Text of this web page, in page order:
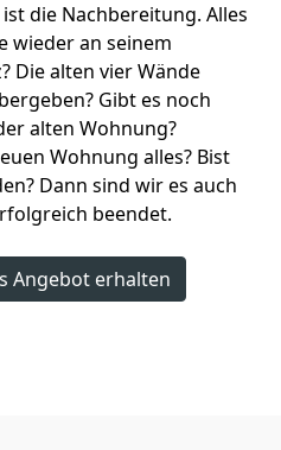
die Nachbereitung. Alles
wieder an seinem
Die alten vier Wände
Gibt es noch
alten Wohnung?
Wohnung alles? Bist
Dann sind wir es auch
beendet.
Angebot erhalten